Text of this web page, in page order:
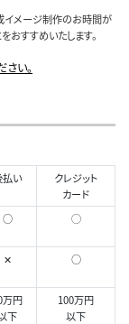
イメージ制作のお時間が
おすすめいたします。
い。
払い
クレジット
カード
○ ◯
✕ ○
万円
下
100万円
以下